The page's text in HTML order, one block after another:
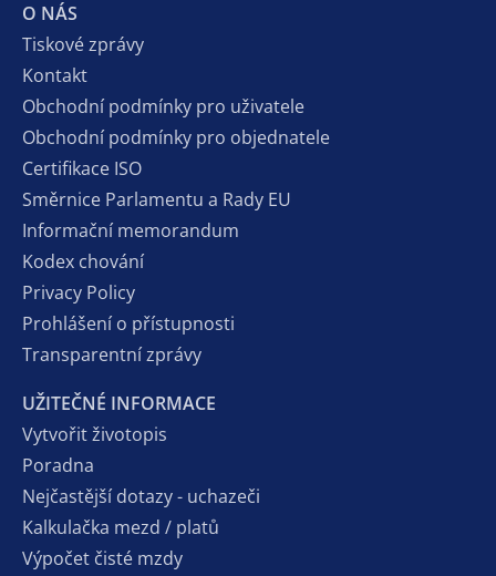
O NÁS
Tiskové zprávy
Kontakt
Obchodní podmínky pro uživatele
Obchodní podmínky pro objednatele
Certifikace ISO
Směrnice Parlamentu a Rady EU
Informační memorandum
Kodex chování
Privacy Policy
Prohlášení o přístupnosti
Transparentní zprávy
UŽITEČNÉ INFORMACE
Vytvořit životopis
Poradna
Nejčastější dotazy - uchazeči
Kalkulačka mezd / platů
Výpočet čisté mzdy